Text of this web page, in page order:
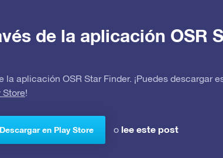
de la aplicación OSR
aplicación OSR Star Finder. ¡Puedes descargar
Store!
Descargar en Play Store o lee este post